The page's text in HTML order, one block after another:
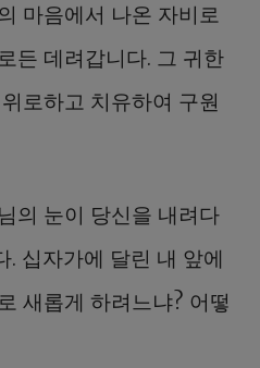
마음에서 나온 자비로
든 데려갑니다. 그 귀한
로하고 치유하여 구원
의 눈이 당신을 내려다
. 십자가에 달린 내 앞에
새롭게 하려느냐? 어떻